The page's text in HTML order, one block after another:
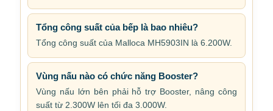
Tổng công suất của bếp là bao nhiêu?
Tổng công suất của Malloca MH5903IN là 6.200W.
Vùng nấu nào có chức năng Booster?
Vùng nấu lớn bên phải hỗ trợ Booster, nâng công
suất từ 2.300W lên tối đa 3.000W.